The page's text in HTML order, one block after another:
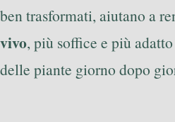
ben trasformati, aiutano a
vivo, più soffice e più
delle piante giorno dopo